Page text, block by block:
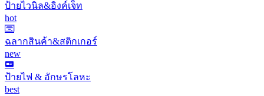
ป้ายไวนิล&อิงค์เจ็ท
hot
ฉลากสินค้า&สติกเกอร์
new
ป้ายไฟ & อักษรโลหะ
best